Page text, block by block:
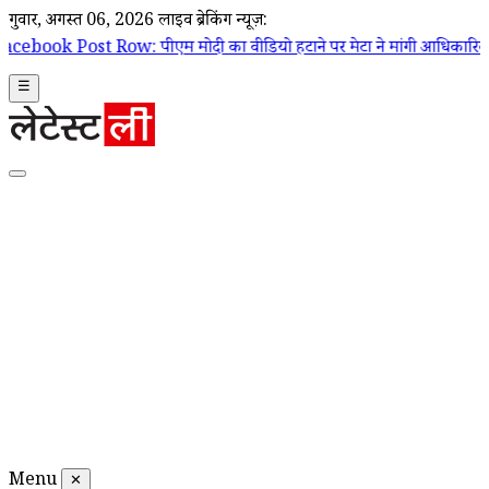
गुरूवार, अगस्त 06, 2026 लाइव ब्रेकिंग न्यूज़:
पीएम मोदी का वीडियो हटाने पर मेटा ने मांगी आधिकारिक माफी; Joel
☰
Menu ✕